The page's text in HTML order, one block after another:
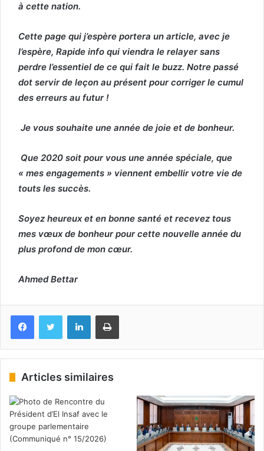
à cette nation.
Cette page qui j’espère portera un article, avec je
l’espère, Rapide info qui viendra le relayer sans
perdre l’essentiel de ce qui fait le buzz. Notre passé
dot servir de leçon au présent pour corriger le cumul
des erreurs au futur !
Je vous souhaite une année de joie et de bonheur.
Que 2020 soit pour vous une année spéciale, que
« mes engagements » viennent embellir votre vie de
touts les succès.
Soyez heureux et en bonne santé et recevez tous
mes vœux de bonheur pour cette nouvelle année du
plus profond de mon cœur.
Ahmed Bettar
FacebookTwitter LinkedinImprimer
Articles similaires